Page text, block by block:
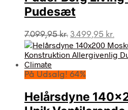
Pudesæt
7.099,95kr. Den
oprindelige
pris
7.099,95 kr..
3.499,95 kr.
pris
På Udsalg! 64%
Helårsdyne